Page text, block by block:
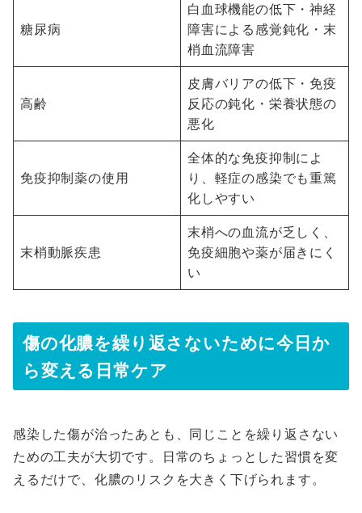
糖尿病
白血球機能の低下・神経
障害による感覚鈍化・末
梢血流障害
高齢
皮膚バリアの低下・免疫
反応の鈍化・栄養状態の
悪化
免疫抑制薬の使用
全体的な免疫抑制によ
り、軽症の感染でも重篤
化しやすい
末梢動脈疾患
末梢への血流が乏しく、
免疫細胞や薬が届きにく
い
傷の化膿を繰り返さないために今日か
ら変える日常ケア
感染した傷が治ったあとも、同じことを繰り返さない
ための工夫が大切です。日常のちょっとした習慣を変
えるだけで、化膿のリスクを大きく下げられます。